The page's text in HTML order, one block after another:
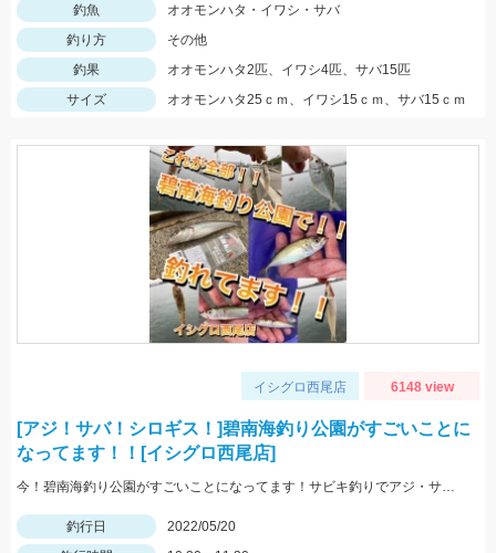
釣魚
オオモンハタ・イワシ・サバ
釣り方
その他
釣果
オオモンハタ2匹、イワシ4匹、サバ15匹
サイズ
オオモンハタ25ｃｍ、イワシ15ｃｍ、サバ15ｃｍ
イシグロ西尾店 6148 view
[アジ！サバ！シロギス！]碧南海釣り公園がすごいことに
なってます！！[イシグロ西尾店]
今！碧南海釣り公園がすごいことになってます！サビキ釣りでアジ・サバ・イワシ！ちょい投げでは20ｃｍ越えのシロギス・ハゼ・ゼンメが爆釣中！！
釣行日
2022/05/20